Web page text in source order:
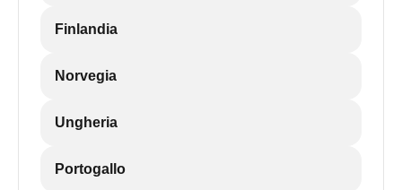
Finlandia
Norvegia
Ungheria
Portogallo